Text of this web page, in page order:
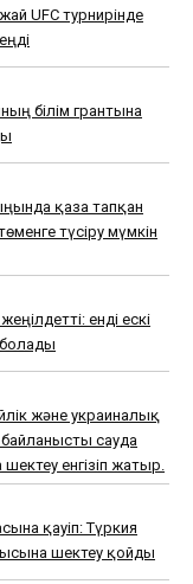
UFC турнирінде
білім грантына
қаза тапқан
түсіру мүмкін
енді ескі
болады
және украиналық
сауда
енгізіп жатыр.
қауіп: Түркия
шектеу қойды